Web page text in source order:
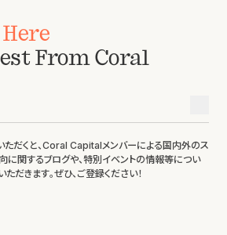
From Coral
ただくと、Coral Capitalメンバーによる国内外のス
に関するブログや、特別イベントの情報等につい
だきます。ぜひ、ご登録ください！